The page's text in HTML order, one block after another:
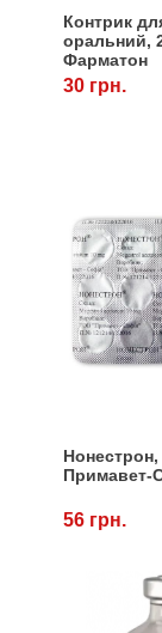
Контрик
оральний,
Фарматон
30 грн.
Нонестрон,
Примавет-
56 грн.